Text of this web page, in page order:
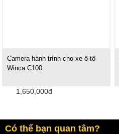
Camera hành trình cho xe ô tô
Winca C100
1,650,000đ
Có thể bạn quan tâm?